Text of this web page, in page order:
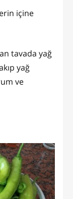
içine
tavada yağ
yağ
ve